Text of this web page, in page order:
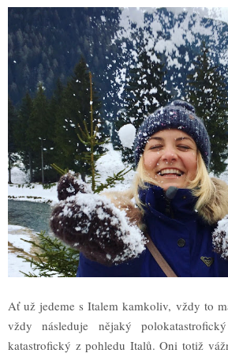
Aťužjedeme s Italem kamkoliv, vždy to
vždy následuje nějakýpolokatastrofick
katastrofický z pohledu Italů. Oni totiž váž